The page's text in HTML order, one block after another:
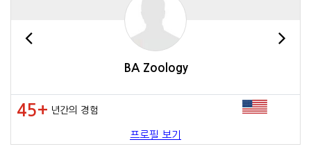
BA Zoology
45+ 년간의 경험
프로필 보기